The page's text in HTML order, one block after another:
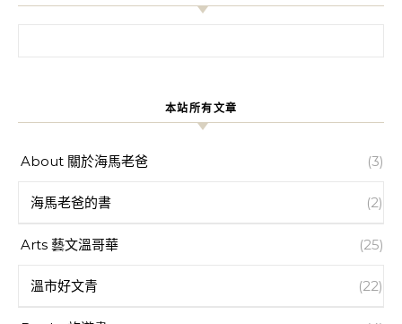
本站所有文章
About 關於海馬老爸 (3)
海馬老爸的書 (2)
Arts 藝文溫哥華 (25)
溫市好文青 (22)